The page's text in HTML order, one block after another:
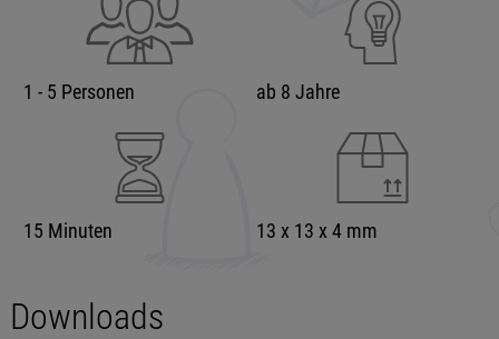
1 - 5 Personen ab 8 Jahre
15 Minuten 13 x 13 x 4 mm
Downloads